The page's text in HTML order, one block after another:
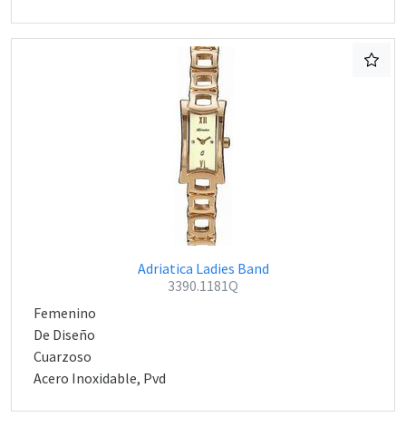
Adriatica Ladies Band
3390.1181Q
Femenino
De Diseño
Cuarzoso
Acero Inoxidable, Pvd